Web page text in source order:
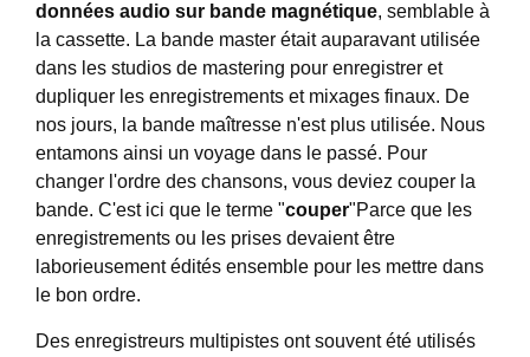
données audio sur bande magnétique, semblable à
la cassette. La bande master était auparavant utilisée
dans les studios de mastering pour enregistrer et
dupliquer les enregistrements et mixages finaux. De
nos jours, la bande maîtresse n'est plus utilisée. Nous
entamons ainsi un voyage dans le passé. Pour
changer l'ordre des chansons, vous deviez couper la
bande. C'est ici que le terme "couper"Parce que les
enregistrements ou les prises devaient être
laborieusement édités ensemble pour les mettre dans
le bon ordre.
Des enregistreurs multipistes ont souvent été utilisés